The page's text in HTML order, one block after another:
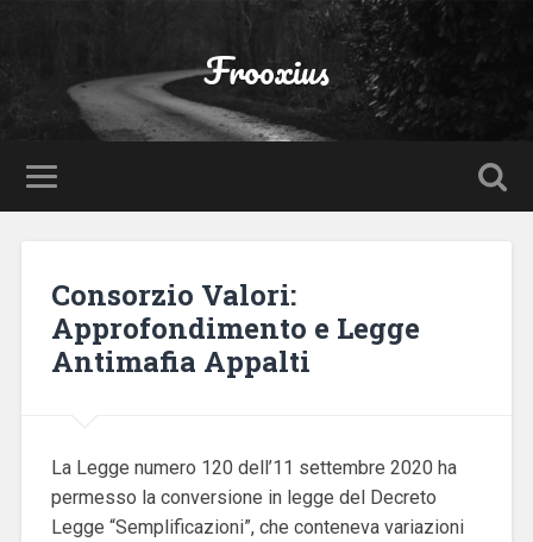
Frooxius
Consorzio Valori:
Approfondimento e Legge
Antimafia Appalti
La Legge numero 120 dell’11 settembre 2020 ha
permesso la conversione in legge del Decreto
Legge “Semplificazioni”, che conteneva variazioni